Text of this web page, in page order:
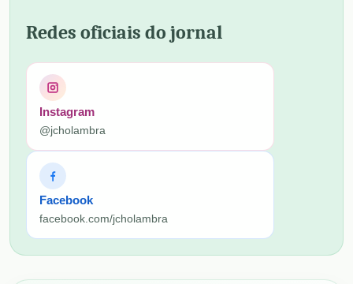
Redes oficiais do jornal
Instagram
@jcholambra
Facebook
facebook.com/jcholambra